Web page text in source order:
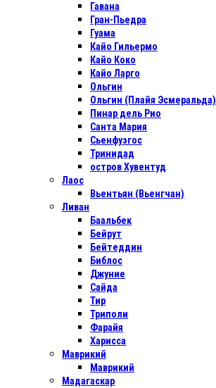
Гавана
Гран-Пьедра
Гуама
Кайо Гильермо
Кайо Коко
Кайо Ларго
Ольгин
Ольгин (Плайя Эсмеральда)
Пинар дель Рио
Санта Мария
Сьенфуэгос
Тринидад
остров Хувентуд
Лаос
Вьентьян (Вьенгчан)
Ливан
Баальбек
Бейрут
Бейтеддин
Библос
Джуние
Сайда
Тир
Триполи
Фарайя
Харисса
Маврикий
Маврикий
Мадагаскар